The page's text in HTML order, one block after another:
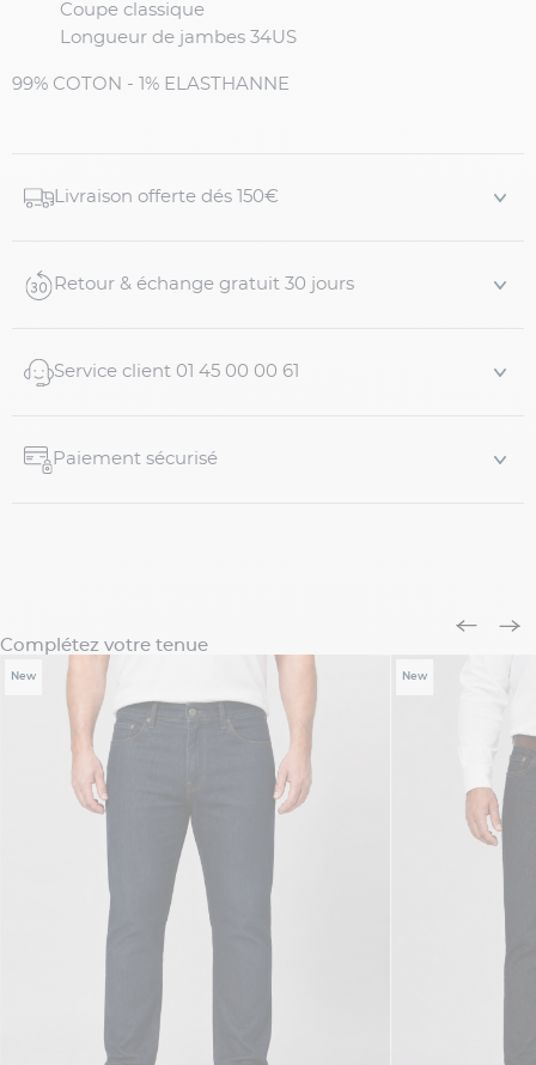
Coupe classique
Longueur de jambes 34US
99% COTON - 1% ELASTHANNE
Livraison offerte dés 150€
Retour & échange gratuit 30 jours
Service client 01 45 00 00 61
Paiement sécurisé
Complétez votre tenue
New New